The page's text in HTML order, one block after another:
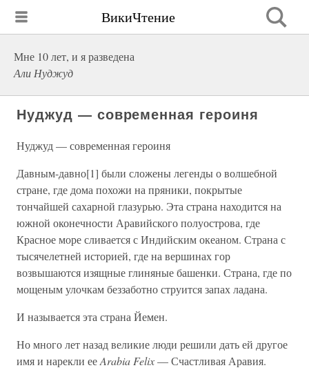
ВикиЧтение
Мне 10 лет, и я разведена
Али Нуджуд
Нуджуд — современная героиня
Нуджуд — современная героиня
Давным-давно[1] были сложены легенды о волшебной
стране, где дома похожи на пряники, покрытые
тончайшей сахарной глазурью. Эта страна находится на
южной оконечности Аравийского полуострова, где
Красное море сливается с Индийским океаном. Страна с
тысячелетней историей, где на вершинах гор
возвышаются изящные глиняные башенки. Страна, где по
мощеным улочкам беззаботно струится запах ладана.
И называется эта страна Йемен.
Но много лет назад великие люди решили дать ей другое
имя и нарекли ееArabia Felix— Счастливая Аравия.